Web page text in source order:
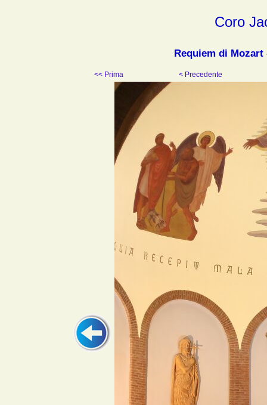
Coro
Requiem di
<< Prima < Precedente